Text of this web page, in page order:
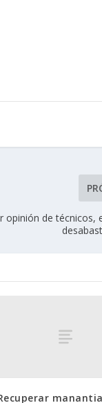
opinión de técnicos,